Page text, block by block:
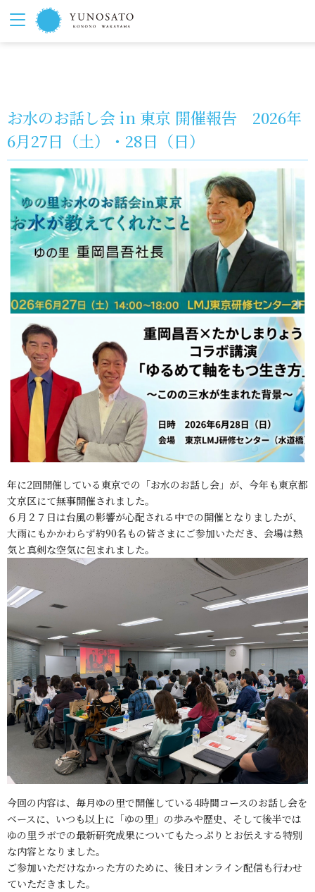
お水のお話し会 in 東京 開催報告 2026年
6月27日（土）・28日（日）
年に2回開催している東京での「お水のお話し会」が、今年も東京都
文京区にて無事開催されました。
６月２７日は台風の影響が心配される中での開催となりましたが、
大雨にもかかわらず約90名もの皆さまにご参加いただき、会場は熱
気と真剣な空気に包まれました。
今回の内容は、毎月ゆの里で開催している4時間コースのお話し会を
ベースに、いつも以上に「ゆの里」の歩みや歴史、そして後半では
ゆの里ラボでの最新研究成果についてもたっぷりとお伝えする特別
な内容となりました。
ご参加いただけなかった方のために、後日オンライン配信も行わせ
ていただきました。